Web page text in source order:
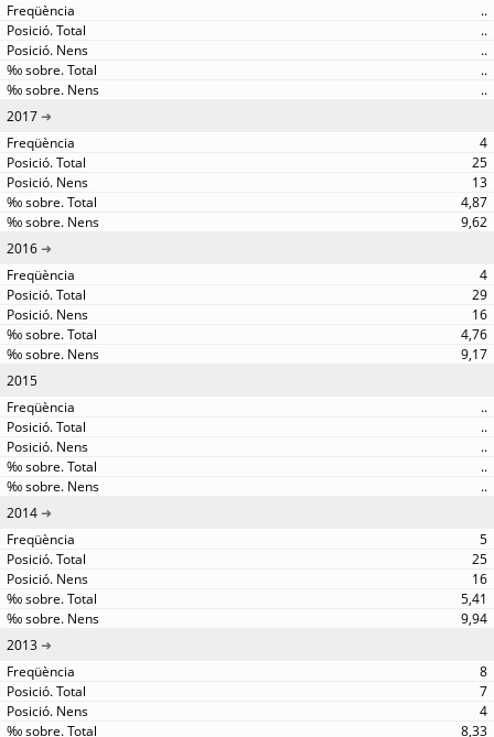
..
..
..
..
..
2017
4
25
13
4,87
9,62
2016
4
29
16
4,76
9,17
2015
..
..
..
..
..
2014
5
25
16
5,41
9,94
2013
8
7
4
8,33